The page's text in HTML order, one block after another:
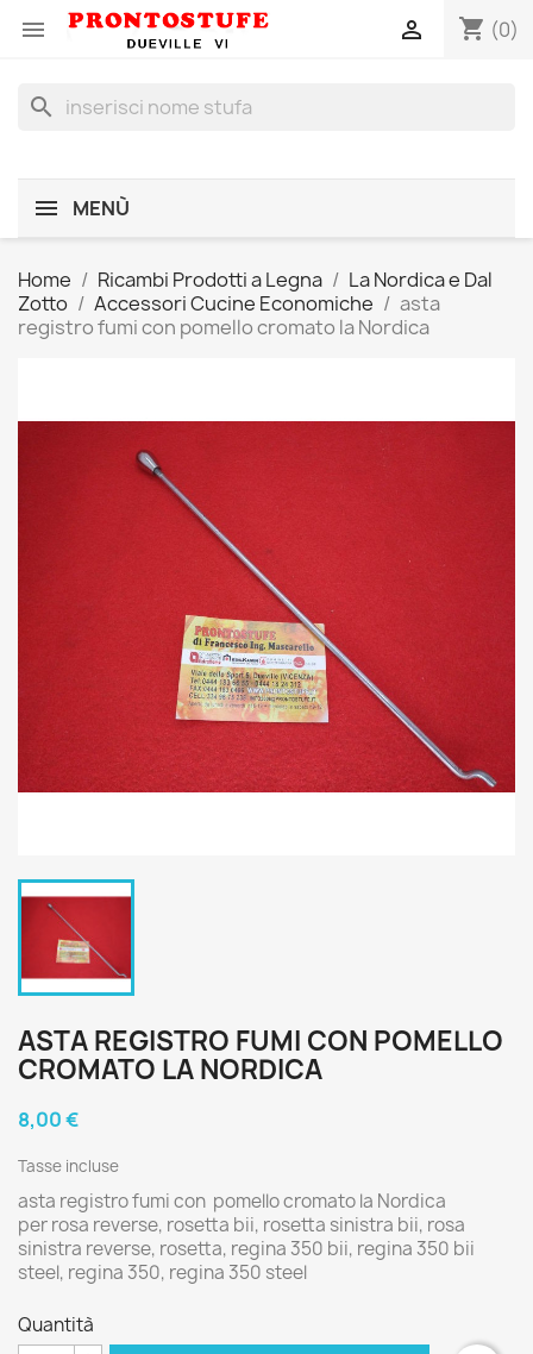
 shopping_cart (0)

search
MENÙ
Home Ricambi Prodotti a Legna
La Nordica e Dal
Zotto
Accessori Cucine Economiche
asta
registro fumi con pomello cromato la Nordica
ASTA REGISTRO FUMI CON POMELLO
CROMATO LA NORDICA
8,00 €
Tasse incluse
asta registro fumi con pomello cromato la Nordica
per rosa reverse, rosetta bii, rosetta sinistra bii, rosa
sinistra reverse, rosetta, regina 350 bii, regina 350 bii
steel, regina 350, regina 350 steel
Quantità